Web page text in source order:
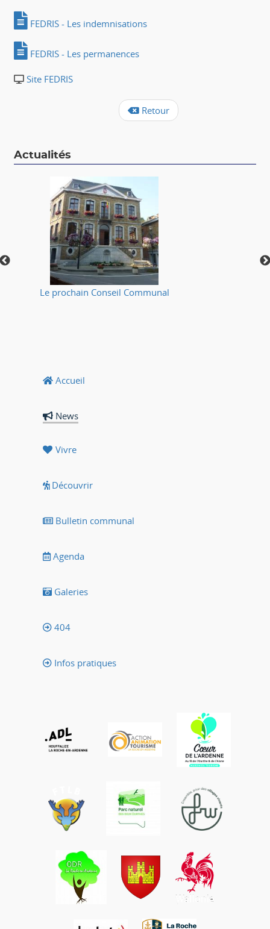
FEDRIS - Les indemnisations
FEDRIS - Les permanences
Site FEDRIS
Retour
Actualités
Le prochain Conseil Communal
Accueil
News
Vivre
Découvrir
Bulletin communal
Agenda
Galeries
404
Infos pratiques